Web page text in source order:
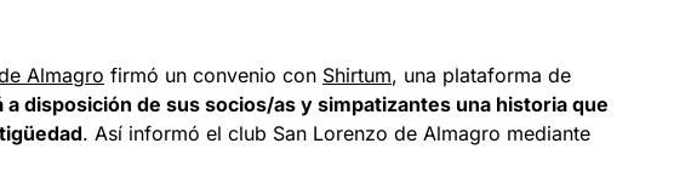
Almagro firmó un convenio con Shirtum, una plataforma de
a disposición de sus socios/as y simpatizantes una historia que
. Así informó el club San Lorenzo de Almagro mediante